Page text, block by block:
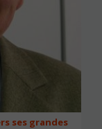
ses grandes